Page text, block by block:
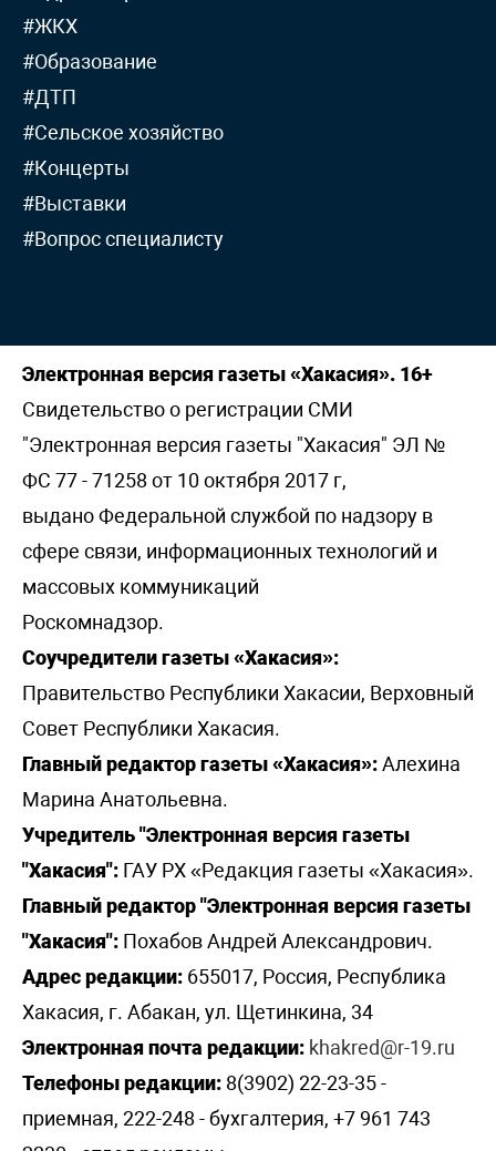
#ЖКХ
#Образование
#ДТП
#Сельское хозяйство
#Концерты
#Выставки
#Вопрос специалисту
Электронная версия газеты «Хакасия». 16+
Свидетельство о регистрации СМИ
"Электронная версия газеты "Хакасия" ЭЛ №
ФС 77 - 71258 от 10 октября 2017 г,
выдано Федеральной службой по надзору в
сфере связи, информационных технологий и
массовых коммуникаций
Роскомнадзор.
Соучредители газеты «Хакасия»:
Правительство Республики Хакасии, Верховный
Совет Республики Хакасия.
Главный редактор газеты «Хакасия»:Алехина
Марина Анатольевна.
Учредитель "Электронная версия газеты
"Хакасия": ГАУ РХ «Редакция газеты «Хакасия».
Главный редактор "Электронная версия газеты
"Хакасия": Похабов Андрей Александрович.
Адрес редакции: 655017, Россия, Республика
Хакасия, г. Абакан, ул. Щетинкина, 34
Электронная почта редакции: khakred@r-19.ru
Телефоны редакции: 8(3902) 22-23-35 -
приемная, 222-248 - бухгалтерия, +7 961 743